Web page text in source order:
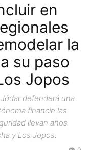
en
la
su paso
Jopos
defenderá una
financie las
llevan años
y Los Jopos.